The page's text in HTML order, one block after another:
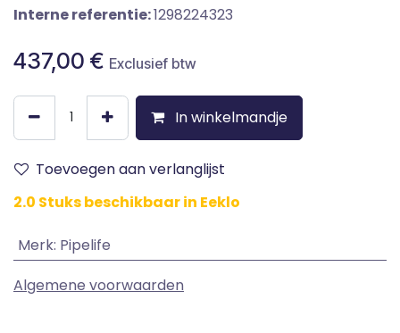
Interne referentie:1298224323
437,00 € Exclusief btw
In winkelmandje
Toevoegen aan verlanglijst
2.0 Stuks beschikbaar in Eeklo
Merk: Pipelife
Algemene voorwaarden